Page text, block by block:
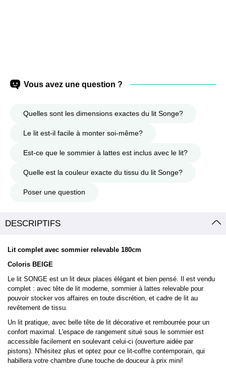
Vous avez une question ?
Quelles sont les dimensions exactes du lit Songe?
Le lit est-il facile à monter soi-même?
Est-ce que le sommier à lattes est inclus avec le lit?
Quelle est la couleur exacte du tissu du lit Songe?
Poser une question
DESCRIPTIFS
Lit complet avec sommier relevable 180cm
Coloris BEIGE
Le lit SONGE est un lit deux places élégant et bien pensé. Il est vendu
complet : avec tête de lit moderne, sommier à lattes relevable pour
pouvoir stocker vos affaires en toute discrétion, et cadre de lit au
revêtement de tissu.
Un lit pratique, avec belle tête de lit décorative et rembourrée pour un
confort maximal. L'espace de rangement situé sous le sommier est
accessible facilement en soulevant celui-ci (ouverture aidée par
pistons). N'hésitez plus et optez pour ce lit-coffre contemporain, qui
habillera votre chambre d'une touche de douceur à prix mini!